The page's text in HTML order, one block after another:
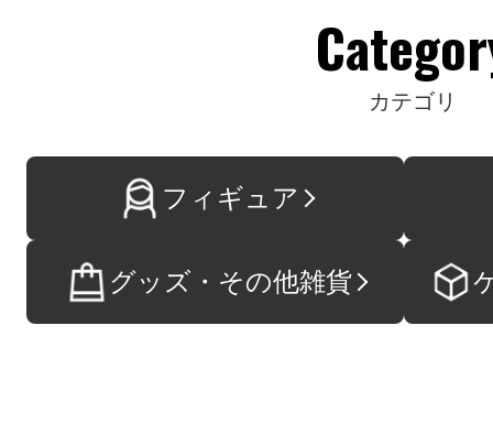
カテゴリ
フィギュア
グッズ・その他雑貨